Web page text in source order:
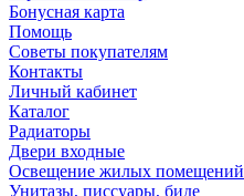
Бонусная карта
Помощь
Советы покупателям
Контакты
Личный кабинет
Каталог
Радиаторы
Двери входные
Освещение жилых помещений
Унитазы, писсуары, биде